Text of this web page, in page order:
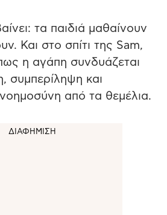
τα παιδιά μαθαίνουν
Και στο σπίτι της Sam,
η αγάπη συνδυάζεται
συμπερίληψη και
από τα θεμέλια.